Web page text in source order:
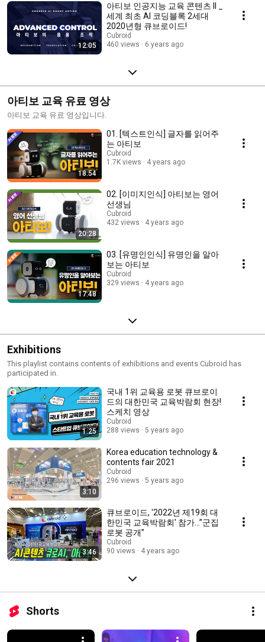
12:05
아티보 인공지능 교육 콘텐츠 II _
세계 최초 AI 코딩블록 2세대
2020년형 큐브로이드!
Cubroid
460 views
6 years ago
아티보 교육 유료 영상
아티보 교육 유료 영상입니다.
18:54
01. [텍스트인식] 글자를 읽어주
는 아티보
Cubroid
1.7K views
4 years ago
20:28
02. [이미지인식] 아티보는 영어
선생님
Cubroid
432 views
4 years ago
17:48
03. [유명인인식] 유명인을 알아
보는 아티보
Cubroid
329 views
4 years ago
Exhibitions
This playlist contains contents of exhibitions and events Cubroid has
participated in.
1:25
국내 1위 교육용 로봇 큐브로이
드의 대한민국 교육박람회 현장!
스케치 영상
Cubroid
288 views
5 years ago
3:10
Korea education technology &
contents fair 2021
Cubroid
296 views
5 years ago
3:46
큐브로이드, '2022년 제19회 대
한민국 교육박람회' 참가...”군집
로봇 공개”
Cubroid
90 views
4 years ago
Shorts